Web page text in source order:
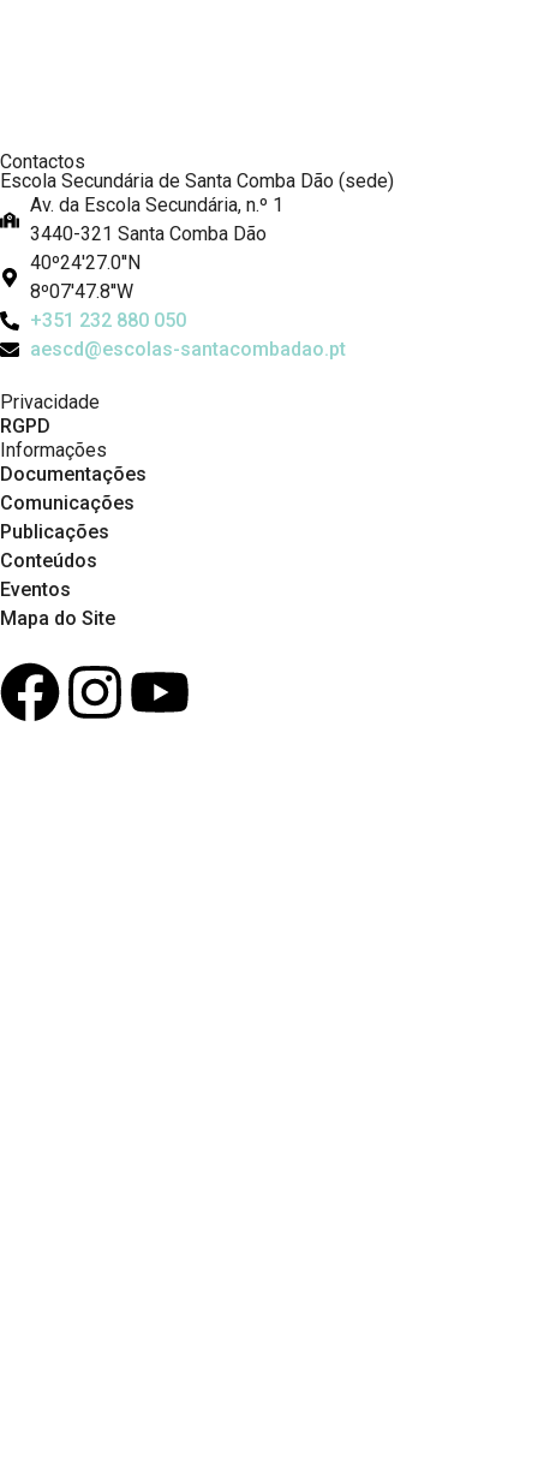
Contactos
Escola Secundária de Santa Comba Dão (sede)
Av. da Escola Secundária, n.º 1
3440-321 Santa Comba Dão
40º24'27.0''N
8º07'47.8''W
+351 232 880 050
aescd@escolas-santacombadao.pt
Privacidade
RGPD
Informações
Documentações
Comunicações
Publicações
Conteúdos
Eventos
Mapa do Site